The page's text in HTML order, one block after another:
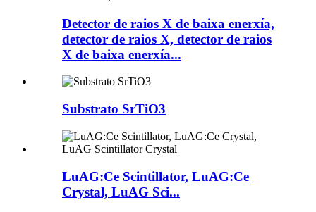
Detector de raios X de baixa enerxía,
detector de raios X, detector de raios
X de baixa enerxía...
Substrato SrTiO3
LuAG:Ce Scintillator, LuAG:Ce
Crystal, LuAG Sci...